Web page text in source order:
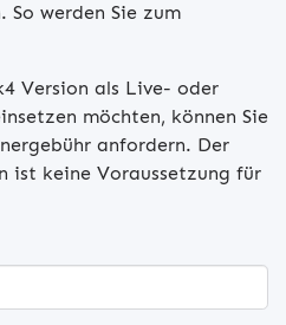
werden Sie zum
Version als Live- oder
möchten, können Sie
anfordern. Der
ist keine Voraussetzung für